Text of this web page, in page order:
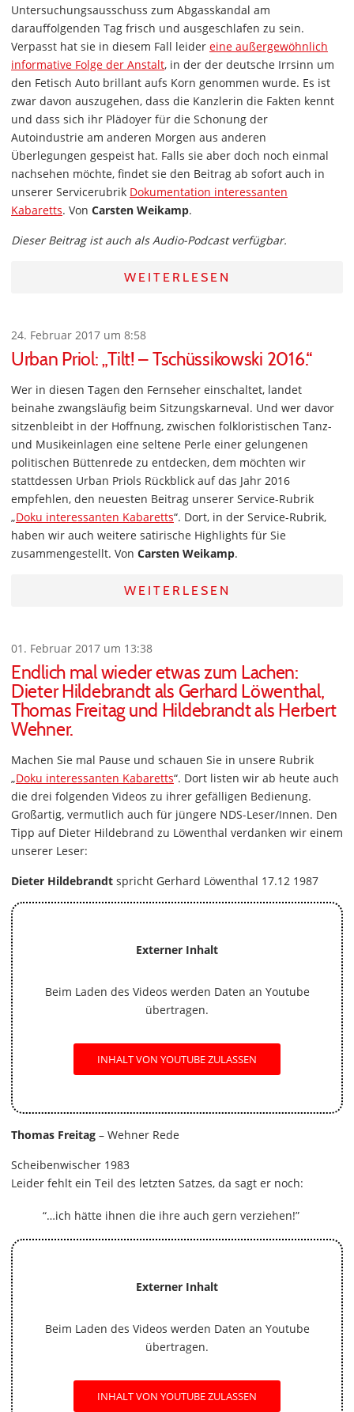
Untersuchungsausschuss zum Abgasskandal am
darauffolgenden Tag frisch und ausgeschlafen zu sein.
Verpasst hat sie in diesem Fall leider eine außergewöhnlich
informative Folge der Anstalt, in der der deutsche Irrsinn um
den Fetisch Auto brillant aufs Korn genommen wurde. Es ist
zwar davon auszugehen, dass die Kanzlerin die Fakten kennt
und dass sich ihr Plädoyer für die Schonung der
Autoindustrie am anderen Morgen aus anderen
Überlegungen gespeist hat. Falls sie aber doch noch einmal
nachsehen möchte, findet sie den Beitrag ab sofort auch in
unserer Servicerubrik Dokumentation interessanten
Kabaretts. Von Carsten Weikamp.
Dieser Beitrag ist auch als Audio-Podcast verfügbar.
WEITERLESEN
24. Februar 2017 um 8:58
Urban Priol: „Tilt! – Tschüssikowski 2016.“
Wer in diesen Tagen den Fernseher einschaltet, landet
beinahe zwangsläufig beim Sitzungskarneval. Und wer davor
sitzenbleibt in der Hoffnung, zwischen folkloristischen Tanz-
und Musikeinlagen eine seltene Perle einer gelungenen
politischen Büttenrede zu entdecken, dem möchten wir
stattdessen Urban Priols Rückblick auf das Jahr 2016
empfehlen, den neuesten Beitrag unserer Service-Rubrik
„Doku interessanten Kabaretts“. Dort, in der Service-Rubrik,
haben wir auch weitere satirische Highlights für Sie
zusammengestellt. Von Carsten Weikamp.
WEITERLESEN
01. Februar 2017 um 13:38
Endlich mal wieder etwas zum Lachen:
Dieter Hildebrandt als Gerhard Löwenthal,
Thomas Freitag und Hildebrandt als Herbert
Wehner.
Machen Sie mal Pause und schauen Sie in unsere Rubrik
„Doku interessanten Kabaretts“. Dort listen wir ab heute auch
die drei folgenden Videos zu ihrer gefälligen Bedienung.
Großartig, vermutlich auch für jüngere NDS-Leser/Innen. Den
Tipp auf Dieter Hildebrand zu Löwenthal verdanken wir einem
unserer Leser:
Dieter Hildebrandt spricht Gerhard Löwenthal 17.12 1987
Externer Inhalt
Beim Laden des Videos werden Daten an Youtube
übertragen.
INHALT VON YOUTUBE ZULASSEN
Thomas Freitag – Wehner Rede
Scheibenwischer 1983
Leider fehlt ein Teil des letzten Satzes, da sagt er noch:
“…ich hätte ihnen die ihre auch gern verziehen!”
Externer Inhalt
Beim Laden des Videos werden Daten an Youtube
übertragen.
INHALT VON YOUTUBE ZULASSEN